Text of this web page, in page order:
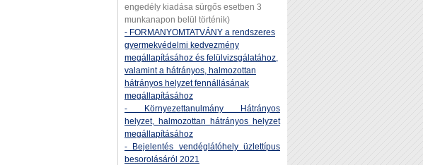
engedély kiadása sürgős esetben 3
munkanapon belül történik)
- FORMANYOMTATVÁNY a rendszeres
gyermekvédelmi kedvezmény
megállapításához és felülvizsgálatához,
valamint a hátrányos, halmozottan
hátrányos helyzet fennállásának
megállapításához
- Környezettanulmány Hátrányos
helyzet, halmozottan hátrányos helyzet
megállapításához
- Bejelentés vendéglátóhely üzlettípus
besorolásáról 2021